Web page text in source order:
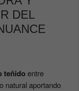
DEL
teñidoentre
natural aportando